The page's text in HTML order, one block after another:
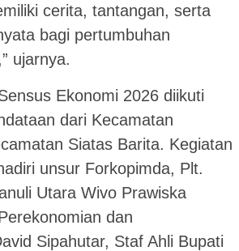
cerita, tantangan, serta
bagi pertumbuhan
ujarnya.
Ekonomi 2026 diikuti
dari Kecamatan
Siatas Barita. Kegiatan
unsur Forkopimda, Plt.
Utara Wivo Prawiska
dan
Sipahutar, Staf Ahli Bupati